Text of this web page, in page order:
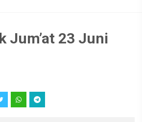
Jum’at 23 Juni